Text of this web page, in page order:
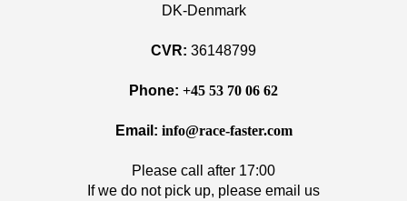
DK-Denmark
CVR: 36148799
Phone: +45 53 70 06 62
Email: info@race-faster.com
Please call after 17:00
If we do not pick up, please email us